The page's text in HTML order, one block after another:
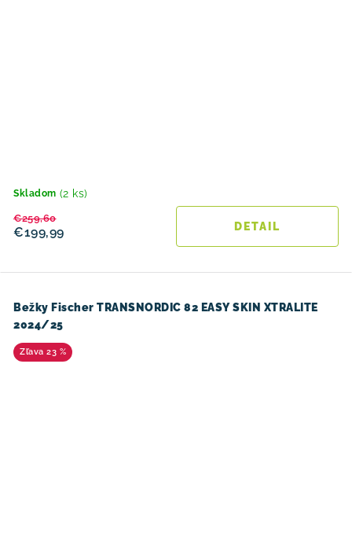
Skladom (2 ks)
€199,99
€259,60
DETAIL
Bežky Fischer TRANSNORDIC 82 EASY SKIN XTRALITE
2024/25
23 %